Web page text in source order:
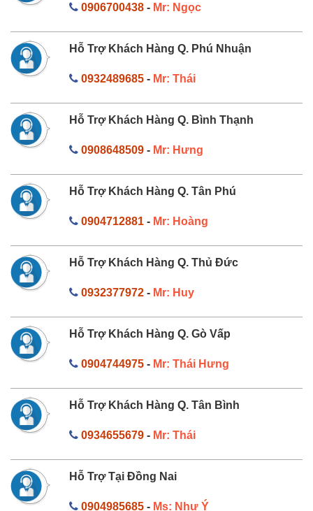
0906700438- Mr: Ngọc
Hỗ Trợ Khách Hàng Q. Phú Nhuận
0932489685- Mr: Thái
Hỗ Trợ Khách Hàng Q. Bình Thạnh
0908648509- Mr: Hưng
Hỗ Trợ Khách Hàng Q. Tân Phú
0904712881- Mr: Hoàng
Hỗ Trợ Khách Hàng Q. Thủ Đức
0932377972- Mr: Huy
Hỗ Trợ Khách Hàng Q. Gò Vấp
0904744975- Mr: Thái Hưng
Hỗ Trợ Khách Hàng Q. Tân Bình
0934655679- Mr: Thái
Hỗ Trợ Tại Đồng Nai
0904985685- Ms: Như Ý